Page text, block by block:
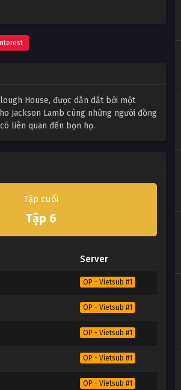
House, được dẫn dắt bởi một
Jackson Lamb cùng những người đồng
liên quan đến bọn họ.
Tập cuối
Tập 6
Server
OP - Vietsub #1
OP - Vietsub #1
OP - Vietsub #1
OP - Vietsub #1
OP - Vietsub #1